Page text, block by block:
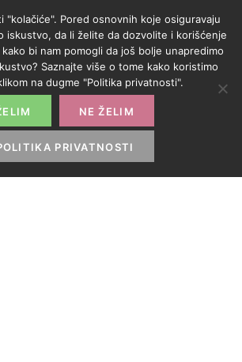
3
"kolačiće". Pored osnovnih koje osiguravaju
iskustvo, da li želite da dozvolite i korišćenje
bi nam pomogli da još bolje unapredimo
Saznajte više o tome kako koristimo
na dugme "Politika privatnosti".
NE ŽELIM
PRIVATNOSTI